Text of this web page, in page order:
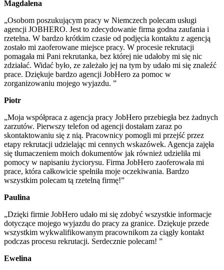
Magdalena
„Osobom poszukującym pracy w Niemczech polecam usługi
agencji JOBHERO. Jest to zdecydowanie firma godna zaufania i
rzetelna. W bardzo krótkim czasie od podjęcia kontaktu z agencją
zostało mi zaoferowane miejsce pracy. W procesie rekrutacji
pomagała mi Pani rekrutanka, bez której nie udałoby mi się nic
zdziałać. Widać było, ze zależało jej na tym by udało mi się znaleźć
prace. Dziękuje bardzo agencji JobHero za pomoc w
zorganizowaniu mojego wyjazdu. ”
Piotr
„Moja współpraca z agencja pracy JobHero przebiegła bez żadnych
zarzutów. Pierwszy telefon od agencji dostałam zaraz po
skontaktowaniu się z nią. Pracownicy pomogli mi przejść przez
etapy rekrutacji udzielając mi cennych wskazówek. Agencja zajęła
się tłumaczeniem moich dokumentów jak również udzieliła mi
pomocy w napisaniu życiorysu. Firma JobHero zaoferowała mi
prace, która całkowicie spełniła moje oczekiwania. Bardzo
wszystkim polecam tą rzetelną firmę!”
Paulina
„Dzięki firmie JobHero udało mi się zdobyć wszystkie informacje
dotyczące mojego wyjazdu do pracy za granice. Dziękuje przede
wszystkim wykwalifikowanym pracownikom za ciągły kontakt
podczas procesu rekrutacji. Serdecznie polecam! ”
Ewelina